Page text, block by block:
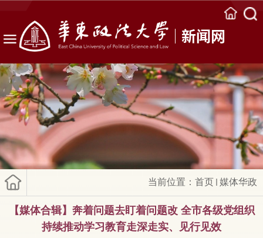
新闻网
当前位置： 首页 媒体华政
【媒体合辑】奔着问题去盯着问题改 全市各级党组织
持续推动学习教育走深走实、见行见效